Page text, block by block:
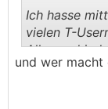
Ich hasse
vielen T-
Alles und
und wer macht